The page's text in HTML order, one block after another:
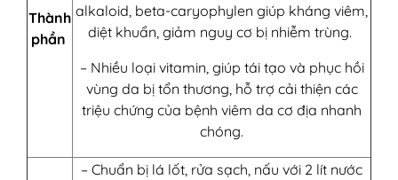
Thành
phần
alkaloid, beta-caryophylen giúp kháng viêm,
diệt khuẩn, giảm nguy cơ bị nhiễm trùng.
– Nhiều loại vitamin, giúp tái tạo và phục hồi
vùng da bị tổn thương, hỗ trợ cải thiện các
triệu chứng của bệnh viêm da cơ địa nhanh
chóng.
– Chuẩn bị lá lốt, rửa sạch, nấu với 2 lít nước